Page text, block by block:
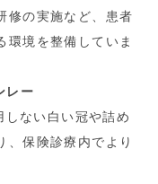
修の実施など、患者
環境を整備していま
レー
ない白い冠や詰め
、保険診療内でより